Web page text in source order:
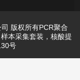
版权所有PCR聚合
本采集套装，核酸提
号